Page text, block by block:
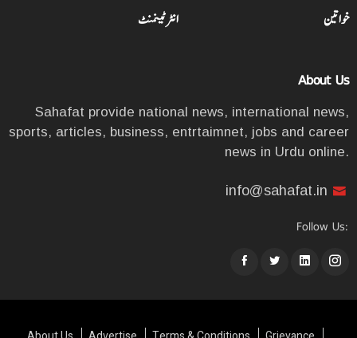
خواتین
انٹرٹینمنٹ
About Us
Sahafat provide national news, international news,
sports, articles, business, entrtaimnet, jobs and career
news in Urdu online.
info@sahafat.in
Follow Us: